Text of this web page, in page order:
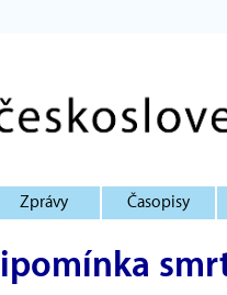
Zprávy Časopisy